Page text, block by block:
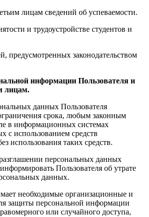
лицам сведений об успеваемости.
и трудоустройстве студентов и
предусмотренных законодательством
информации Пользователя и
лицам.
данных Пользователя
срока, любым законным
в информационных системах
с использованием средств
использования таких средств.
персональных данных
Пользователя об утрате
данных.
необходимые организационные и
защиты персональной информации
или случайного доступа,